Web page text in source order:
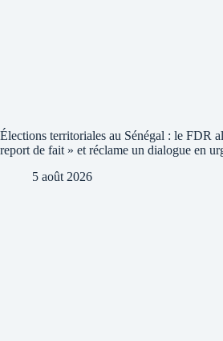
Élections territoriales au Sénégal : le FDR
report de fait » et réclame un dialogue en
5 août 2026